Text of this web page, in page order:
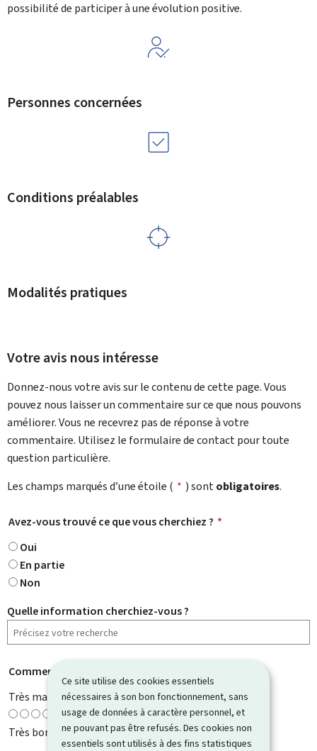
Ce site utilise des cookies essentiels
nécessaires à son bon fonctionnement, sans
usage de données à caractère personnel, et
ne pouvant pas être refusés. Des cookies non
essentiels sont utilisés à des fins statistiques
possibilité de participer à une évolution positive.
Personnes concernées
Conditions préalables
Modalités pratiques
Votre avis nous intéresse
Donnez-nous votre avis sur le contenu de cette page. Vous
pouvez nous laisser un commentaire sur ce que nous pouvons
améliorer. Vous ne recevrez pas de réponse à votre
commentaire. Utilisez le formulaire de contact pour toute
question particulière.
Les champs marqués d’une étoile ( * ) sontobligatoires.
Avez-vous trouvé ce que vous cherchiez ? *
Oui
En partie
Non
Quelle information cherchiez-vous ?
Comment évaluez-vous cette page ?
Très mauvaise
Très bonne